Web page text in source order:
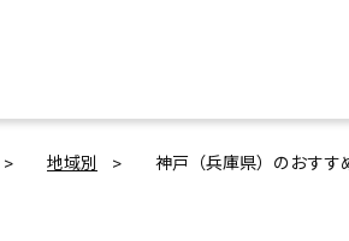
地域別 神戸（兵庫県）のおす